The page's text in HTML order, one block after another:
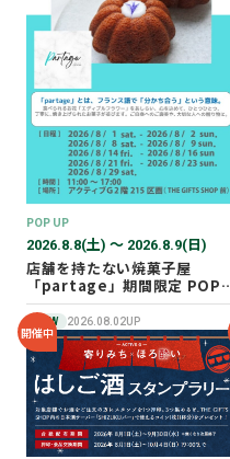
POP UP
2026.8.8(土) 〜 2026.8.9(日)
店舗を持たない焼菓子屋
「partage」期間限定 POP
UP SHOP オープン！
NEW 2026.08.02UP
開催中